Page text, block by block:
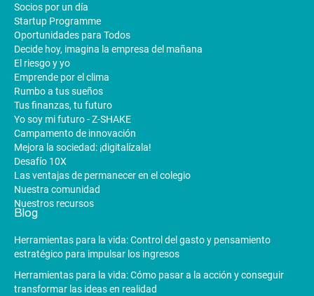
Socios por un día
Startup Programme
Oportunidades para Todos
Decide hoy, imagina la empresa del mañana
El riesgo y yo
Emprende por el clima
Rumbo a tus sueños
Tus finanzas, tu futuro
Yo soy mi futuro - Z-SHAKE
Campamento de innovación
Mejora la sociedad: ¡digitalízala!
Desafío 10X
Las ventajas de permanecer en el colegio
Nuestra comunidad
Nuestros recursos
Blog
Herramientas para la vida: Control del gasto y pensamiento
estratégico para impulsar los ingresos
Herramientas para la vida: Cómo pasar a la acción y conseguir
transformar las ideas en realidad